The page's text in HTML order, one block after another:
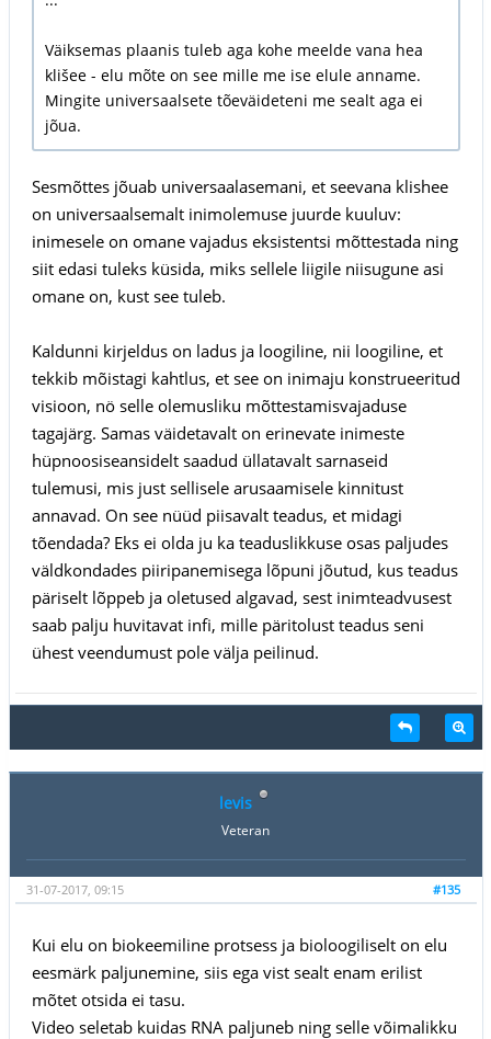
Väiksemas plaanis tuleb aga kohe meelde vana hea
klišee - elu mõte on see mille me ise elule anname.
Mingite universaalsete tõeväideteni me sealt aga ei
jõua.
Sesmõttes jõuab universaalasemani, et seevana klishee
on universaalsemalt inimolemuse juurde kuuluv:
inimesele on omane vajadus eksistentsi mõttestada ning
siit edasi tuleks küsida, miks sellele liigile niisugune asi
omane on, kust see tuleb.
Kaldunni kirjeldus on ladus ja loogiline, nii loogiline, et
tekkib mõistagi kahtlus, et see on inimaju konstrueeritud
visioon, nö selle olemusliku mõttestamisvajaduse
tagajärg. Samas väidetavalt on erinevate inimeste
hüpnoosiseansidelt saadud üllatavalt sarnaseid
tulemusi, mis just sellisele arusaamisele kinnitust
annavad. On see nüüd piisavalt teadus, et midagi
tõendada? Eks ei olda ju ka teaduslikkuse osas paljudes
väldkondades piiripanemisega lõpuni jõutud, kus teadus
päriselt lõppeb ja oletused algavad, sest inimteadvusest
saab palju huvitavat infi, mille päritolust teadus seni
ühest veendumust pole välja peilinud.
levis
Veteran
#135
31-07-2017, 09:15
Kui elu on biokeemiline protsess ja bioloogiliselt on elu
eesmärk paljunemine, siis ega vist sealt enam erilist
mõtet otsida ei tasu.
Video seletab kuidas RNA paljuneb ning selle võimalikku